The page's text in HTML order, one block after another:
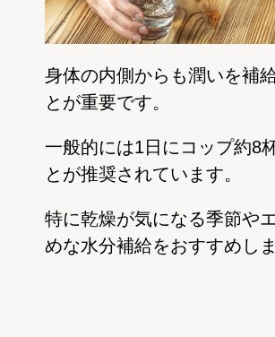
身体の内側からも潤いを補
とが重要です。
一般的には1日にコップ約8
とが推奨されています。
特に乾燥が気になる季節や
めな水分補給をおすすめしま